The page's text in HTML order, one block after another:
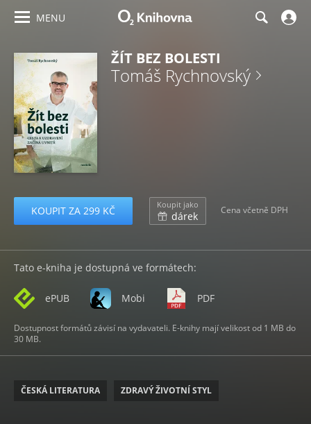
MENU
ŽÍT BEZ BOLESTI
Tomáš Rychnovský
KOUPIT ZA 299 KČ Koupit jako
dárek Cena včetně DPH
Tato e-kniha je dostupná ve formátech:
ePUB Mobi PDF
Dostupnost formátů závisí na vydavateli. E-knihy mají velikost od 1 MB do
30 MB.
ČESKÁ LITERATURA ZDRAVÝ ŽIVOTNÍ STYL